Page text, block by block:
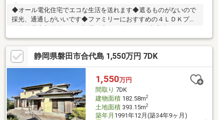
◆オール電化住宅でエコな生活を送れます◆遮るものがないので
採光、通通しがいいです◆ファミリーにおすすめの４ＬＤＫプラ
ン◆全居室収納付きでお部屋を広々と使えます♪◆家事をしなが
ら会話がはずむ対面キッチン採用◆洗濯物やお布団が気持ちよく
乾く南向きバルコニー＝＝住宅ローン相談随時受付中！＝＝いく
らまで借りられる？月々の支払いはいくら？車のローン、カード
ローンがあるけど大丈夫？転職したばかり、正社員じゃないけど
大丈夫？過去に審査に通らなかった等、不安がある方はお気軽に
ご相談ください。事前審査からお引渡しまで全てお手伝いしま
す。
静岡県磐田市合代島 1,550万円 7DK
1,550万円
間取り 7DK
建物面積182.58m2
土地面積393.15m2
築年月 1991年12月(築34年9ヶ月)